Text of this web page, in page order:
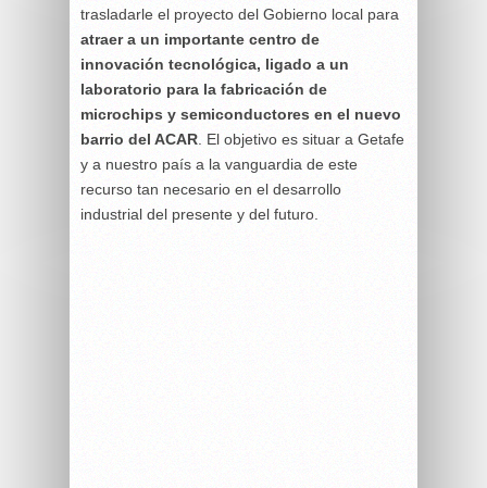
trasladarle el proyecto del Gobierno local para
atraer a un importante centro de
innovación tecnológica, ligado a un
laboratorio para la fabricación de
microchips y semiconductores en el nuevo
barrio del ACAR. El objetivo es situar a Getafe
y a nuestro país a la vanguardia de este
recurso tan necesario en el desarrollo
industrial del presente y del futuro.